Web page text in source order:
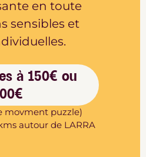
en toute
sensibles et
à 150€ ou
movment puzzle)
autour de LARRA